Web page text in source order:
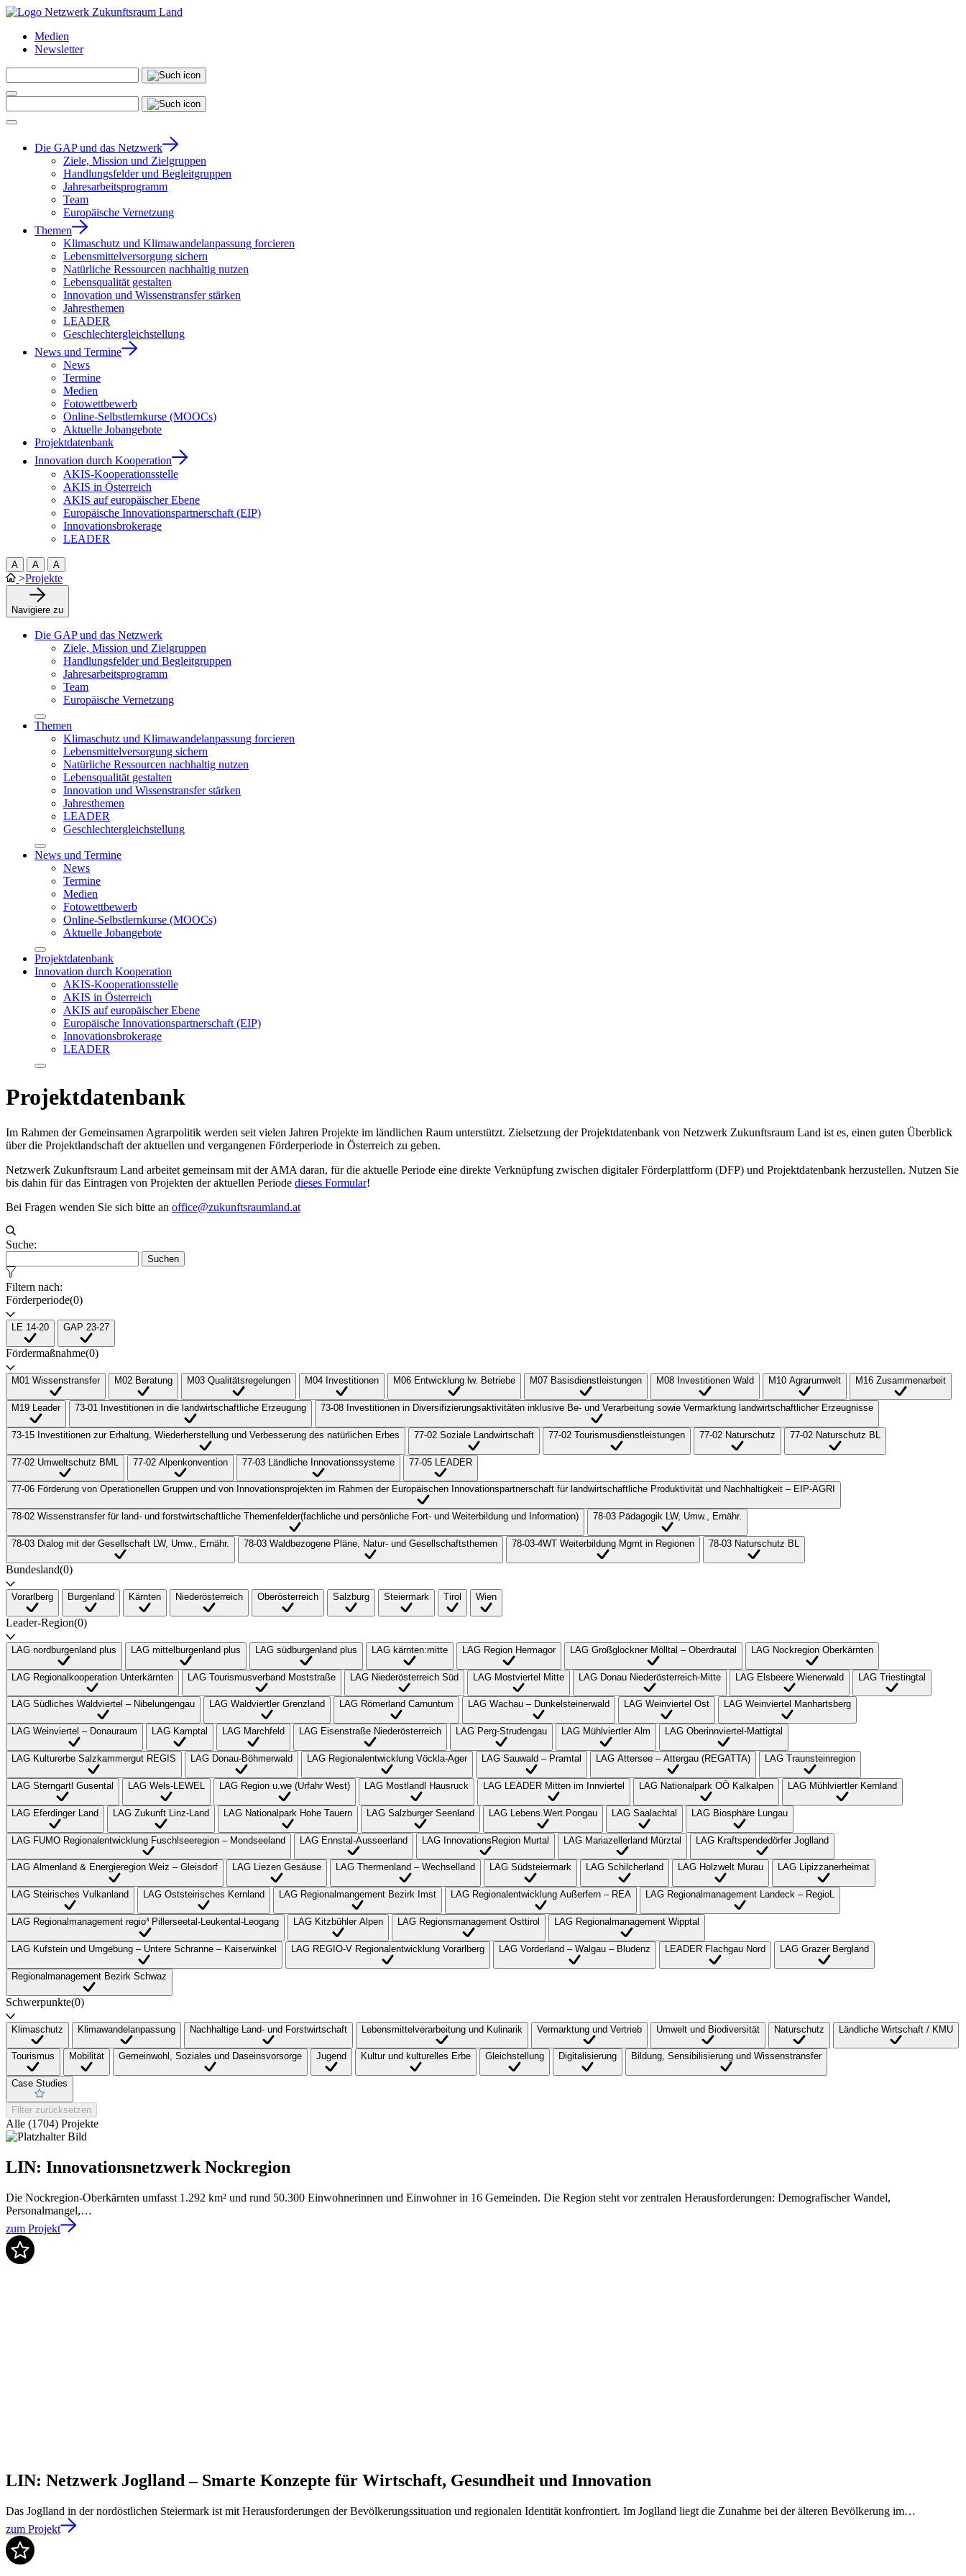
Medien
Newsletter
Die GAP und das Netzwerk
Ziele, Mission und Zielgruppen
Handlungsfelder und Begleitgruppen
Jahresarbeitsprogramm
Team
Europäische Vernetzung
Themen
Klimaschutz und Klimawandelanpassung forcieren
Lebensmittelversorgung sichern
Natürliche Ressourcen nachhaltig nutzen
Lebensqualität gestalten
Innovation und Wissenstransfer stärken
Jahresthemen
LEADER
Geschlechtergleichstellung
News und Termine
News
Termine
Medien
Fotowettbewerb
Online-Selbstlernkurse (MOOCs)
Aktuelle Jobangebote
Projektdatenbank
Innovation durch Kooperation
AKIS-Kooperationsstelle
AKIS in Österreich
AKIS auf europäischer Ebene
Europäische Innovationspartnerschaft (EIP)
Innovationsbrokerage
LEADER
A A A
>Projekte
Navigiere zu
Die GAP und das Netzwerk
Ziele, Mission und Zielgruppen
Handlungsfelder und Begleitgruppen
Jahresarbeitsprogramm
Team
Europäische Vernetzung
Themen
Klimaschutz und Klimawandelanpassung forcieren
Lebensmittelversorgung sichern
Natürliche Ressourcen nachhaltig nutzen
Lebensqualität gestalten
Innovation und Wissenstransfer stärken
Jahresthemen
LEADER
Geschlechtergleichstellung
News und Termine
News
Termine
Medien
Fotowettbewerb
Online-Selbstlernkurse (MOOCs)
Aktuelle Jobangebote
Projektdatenbank
Innovation durch Kooperation
AKIS-Kooperationsstelle
AKIS in Österreich
AKIS auf europäischer Ebene
Europäische Innovationspartnerschaft (EIP)
Innovationsbrokerage
LEADER
Projektdatenbank
Im Rahmen der Gemeinsamen Agrarpolitik werden seit vielen Jahren Projekte im ländlichen Raum unterstützt. Zielsetzung der Projektdatenbank von Netzwerk Zukunftsraum Land ist es, einen guten Überblick
über die Projektlandschaft der aktuellen und vergangenen Förderperiode in Österreich zu geben.
Netzwerk Zukunftsraum Land arbeitet gemeinsam mit der AMA daran, für die aktuelle Periode eine direkte Verknüpfung zwischen digitaler Förderplattform (DFP) und Projektdatenbank herzustellen. Nutzen Sie
bis dahin für das Eintragen von Projekten der aktuellen Periode dieses Formular!
Bei Fragen wenden Sie sich bitte an office@zukunftsraumland.at
Suche:
Suchen
Filtern nach:
Förderperiode(0)
LE 14-20 GAP 23-27
Fördermaßnahme(0)
M01 Wissenstransfer M02 Beratung M03 Qualitätsregelungen M04 Investitionen M06 Entwicklung lw. Betriebe M07 Basisdienstleistungen M08 Investitionen Wald M10 Agrarumwelt M16 Zusammenarbeit
M19 Leader 73-01 Investitionen in die landwirtschaftliche Erzeugung 73-08 Investitionen in Diversifizierungsaktivitäten inklusive Be- und Verarbeitung sowie Vermarktung landwirtschaftlicher Erzeugnisse
73-15 Investitionen zur Erhaltung, Wiederherstellung und Verbesserung des natürlichen Erbes 77-02 Soziale Landwirtschaft 77-02 Tourismusdienstleistungen 77-02 Naturschutz 77-02 Naturschutz BL
77-02 Umweltschutz BML 77-02 Alpenkonvention 77-03 Ländliche Innovationssysteme 77-05 LEADER
77-06 Förderung von Operationellen Gruppen und von Innovationsprojekten im Rahmen der Europäischen Innovationspartnerschaft für landwirtschaftliche Produktivität und Nachhaltigkeit – EIP-AGRI
78-02 Wissenstransfer für land- und forstwirtschaftliche Themenfelder(fachliche und persönliche Fort- und Weiterbildung und Information) 78-03 Pädagogik LW, Umw., Ernähr.
78-03 Dialog mit der Gesellschaft LW, Umw., Ernähr. 78-03 Waldbezogene Pläne, Natur- und Gesellschaftsthemen 78-03-4WT Weiterbildung Mgmt in Regionen 78-03 Naturschutz BL
Bundesland(0)
Vorarlberg Burgenland Kärnten Niederösterreich Oberösterreich Salzburg Steiermark Tirol Wien
Leader-Region(0)
LAG nordburgenland plus LAG mittelburgenland plus LAG südburgenland plus LAG kärnten:mitte LAG Region Hermagor LAG Großglockner Mölltal – Oberdrautal LAG Nockregion Oberkärnten
LAG Regionalkooperation Unterkärnten LAG Tourismusverband Moststraße LAG Niederösterreich Süd LAG Mostviertel Mitte LAG Donau Niederösterreich-Mitte LAG Elsbeere Wienerwald LAG Triestingtal
LAG Südliches Waldviertel – Nibelungengau LAG Waldviertler Grenzland LAG Römerland Carnuntum LAG Wachau – Dunkelsteinerwald LAG Weinviertel Ost LAG Weinviertel Manhartsberg
LAG Weinviertel – Donauraum LAG Kamptal LAG Marchfeld LAG Eisenstraße Niederösterreich LAG Perg-Strudengau LAG Mühlviertler Alm LAG Oberinnviertel-Mattigtal
LAG Kulturerbe Salzkammergut REGIS LAG Donau-Böhmerwald LAG Regionalentwicklung Vöckla-Ager LAG Sauwald – Pramtal LAG Attersee – Attergau (REGATTA) LAG Traunsteinregion
LAG Sterngartl Gusental LAG Wels-LEWEL LAG Region u.we (Urfahr West) LAG Mostlandl Hausruck LAG LEADER Mitten im Innviertel LAG Nationalpark OÖ Kalkalpen LAG Mühlviertler Kernland
LAG Eferdinger Land LAG Zukunft Linz-Land LAG Nationalpark Hohe Tauern LAG Salzburger Seenland LAG Lebens.Wert.Pongau LAG Saalachtal LAG Biosphäre Lungau
LAG FUMO Regionalentwicklung Fuschlseeregion – Mondseeland LAG Ennstal-Ausseerland LAG InnovationsRegion Murtal LAG Mariazellerland Mürztal LAG Kraftspendedörfer Joglland
LAG Almenland & Energieregion Weiz – Gleisdorf LAG Liezen Gesäuse LAG Thermenland – Wechselland LAG Südsteiermark LAG Schilcherland LAG Holzwelt Murau LAG Lipizzanerheimat
LAG Steirisches Vulkanland LAG Oststeirisches Kernland LAG Regionalmangement Bezirk Imst LAG Regionalentwicklung Außerfern – REA LAG Regionalmanagement Landeck – RegioL
LAG Regionalmanagement regio³ Pillerseetal-Leukental-Leogang LAG Kitzbühler Alpen LAG Regionsmanagement Osttirol LAG Regionalmanagement Wipptal
LAG Kufstein und Umgebung – Untere Schranne – Kaiserwinkel LAG REGIO-V Regionalentwicklung Vorarlberg LAG Vorderland – Walgau – Bludenz LEADER Flachgau Nord LAG Grazer Bergland
Regionalmanagement Bezirk Schwaz
Schwerpunkte(0)
Klimaschutz Klimawandelanpassung Nachhaltige Land- und Forstwirtschaft Lebensmittelverarbeitung und Kulinarik Vermarktung und Vertrieb Umwelt und Biodiversität Naturschutz Ländliche Wirtschaft / KMU
Tourismus Mobilität Gemeinwohl, Soziales und Daseinsvorsorge Jugend Kultur und kulturelles Erbe Gleichstellung Digitalisierung Bildung, Sensibilisierung und Wissenstransfer
Case Studies
Filter zurücksetzen
Alle (1704) Projekte
LIN: Innovationsnetzwerk Nockregion
Die Nockregion-Oberkärnten umfasst 1.292 km² und rund 50.300 Einwohnerinnen und Einwohner in 16 Gemeinden. Die Region steht vor zentralen Herausforderungen: Demografischer Wandel,
Personalmangel,…
zum Projekt
LIN: Netzwerk Joglland – Smarte Konzepte für Wirtschaft, Gesundheit und Innovation
Das Joglland in der nordöstlichen Steiermark ist mit Herausforderungen der Bevölkerungssituation und regionalen Identität konfrontiert. Im Joglland liegt die Zunahme bei der älteren Bevölkerung im…
zum Projekt